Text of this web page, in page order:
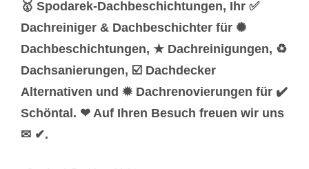
🥇 Spodarek-Dachbeschichtungen, Ihr ✅
Dachreiniger & Dachbeschichter für ✺
Dachbeschichtungen, ★ Dachreinigungen, ♻
Dachsanierungen, ☑️ Dachdecker
Alternativen und ✹ Dachrenovierungen für ✔️
Schöntal. ❤ Auf Ihren Besuch freuen wir uns
✉ ✔.